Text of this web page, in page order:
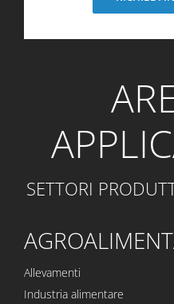
SETTORI
Allevamenti
Industria alimentare